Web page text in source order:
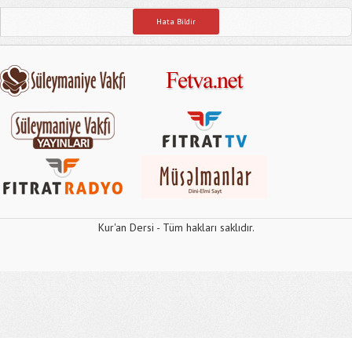
Hata Bildir
Kur'an Dersi - Tüm hakları saklıdır.